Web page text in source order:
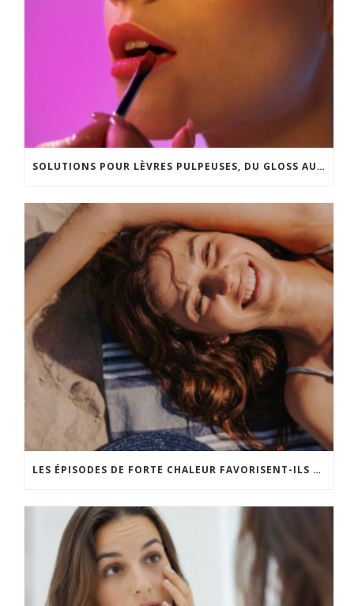
SOLUTIONS POUR LÈVRES PULPEUSES, DU GLOSS AU LIP LIFT
LES ÉPISODES DE FORTE CHALEUR FAVORISENT-ILS LE VIEILLISSEMENT CUTANÉ ?